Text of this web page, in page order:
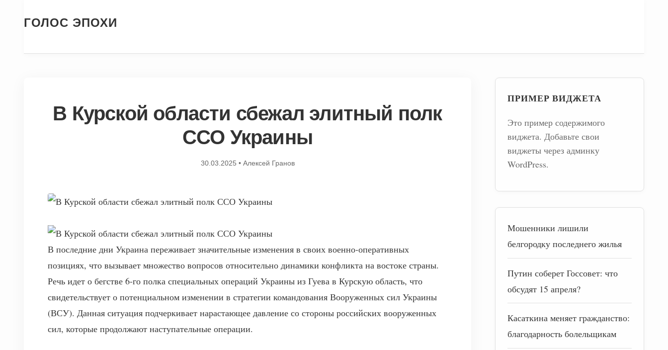
ГОЛОС ЭПОХИ
В Курской области сбежал элитный полк
ССО Украины
30.03.2025 • Алексей Гранов
В последние дни Украина переживает значительные изменения в своих военно-оперативных
позициях, что вызывает множество вопросов относительно динамики конфликта на востоке страны.
Речь идет о бегстве 6-го полка специальных операций Украины из Гуева в Курскую область, что
свидетельствует о потенциальном изменении в стратегии командования Вооруженных сил Украины
(ВСУ). Данная ситуация подчеркивает нарастающее давление со стороны российских вооруженных
сил, которые продолжают наступательные операции.
ПРИМЕР ВИДЖЕТА
Это пример содержимого
виджета. Добавьте свои
виджеты через админку
WordPress.
Мошенники лишили
белгородку последнего жилья
Путин соберет Госсовет: что
обсудят 15 апреля?
Касаткина меняет гражданство:
благодарность болельщикам